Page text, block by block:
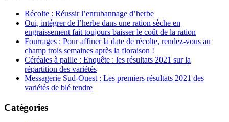
Récolte : Réussir l’enrubannage d’herbe
Oui, intégrer de l’herbe dans une ration sèche en
engraissement fait toujours baisser le coût de la ration
Fourrages : Pour affiner la date de récolte, rendez-vous au
champ trois semaines après la floraison !
Céréales à paille : Enquête : les résultats 2021 sur la
répartition des variétés
Messagerie Sud-Ouest : Les premiers résultats 2021 des
variétés de blé tendre
Catégories